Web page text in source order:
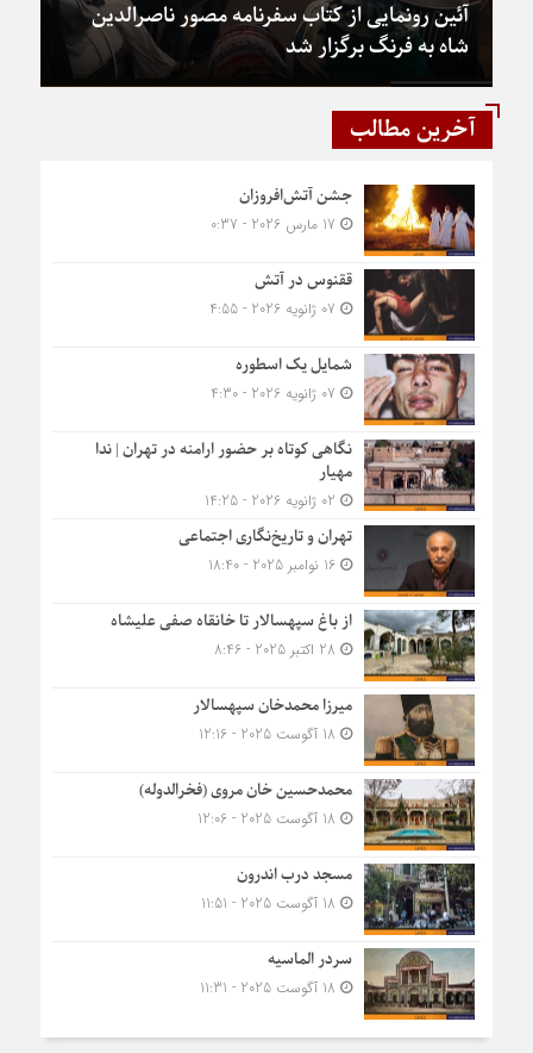
آئین رونمایی از کتاب سفرنامه مصور ناصرالدین
شاه به فرنگ برگزار شد
آخرین مطالب
جشن آتش‌افروزان
ققنوس در آتش
شمایل یک اسطوره
نگاهی کوتاه بر حضور ارامنه در تهران | ندا
مهیار
تهران و تاریخ‌نگاری اجتماعی
16 نوامبر 2025 - 18:40
از باغ سپهسالار تا خانقاه صفی علیشاه
میرزا محمدخان سپهسالار
محمدحسین خان مروی (فخرالدوله)
مسجد درب اندرون
سردر الماسیه